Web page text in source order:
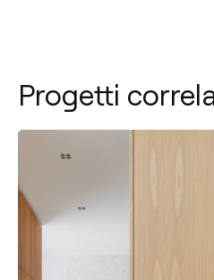
Progetti